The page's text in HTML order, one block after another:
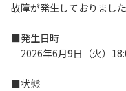
故障が発生しておりまし
■発生日時
2026年6月9日（火）
■状態